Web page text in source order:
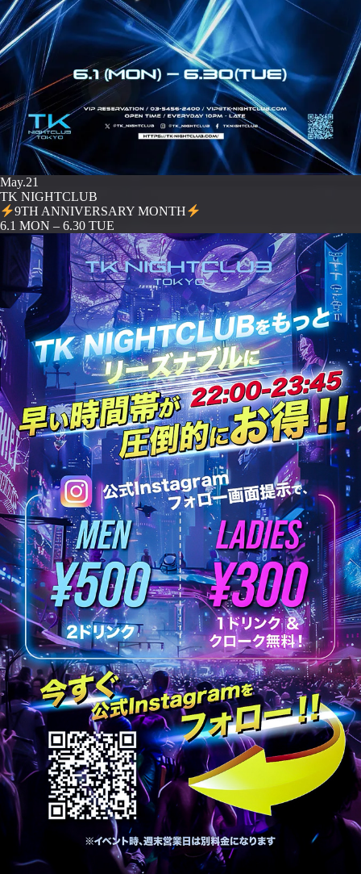
May.21
TK NIGHTCLUB
9TH ANNIVERSARY MONTH
️6.1 MON – 6.30 TUE